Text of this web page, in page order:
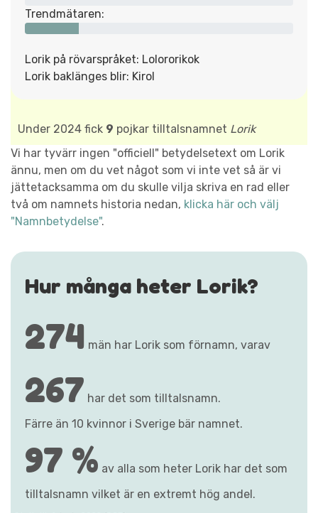
Trendmätaren:
Lorik på rövarspråket: Lolororikok
Lorik baklänges blir: Kirol
Under 2024 fick 9 pojkar tilltalsnamnet Lorik
Vi har tyvärr ingen "officiell" betydelsetext om Lorik
ännu, men om du vet något som vi inte vet så är vi
jättetacksamma om du skulle vilja skriva en rad eller
två om namnets historia nedan, klicka här och välj
"Namnbetydelse".
Hur många heter Lorik?
274 män har Lorik som förnamn, varav
267 har det som tilltalsnamn.
Färre än 10 kvinnor i Sverige bär namnet.
97 % av alla som heter Lorik har det som
tilltalsnamn vilket är en extremt hög andel.